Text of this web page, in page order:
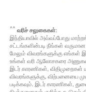
^^ வரிச் சலுகைகள்:
இந்தியாவில் அவ்வப்போது
சட்டங்களின்படி நீங்கள் வருமான
மேலும் விவரங்களுக்கு எங்கள்
உங்கள் வரி ஆலோசகரை
இடர் காரணிகள், விதிமுறைகள்
விவரங்களுக்கு, விற்பனையை
படிக்கவும். இடர் காரணிகள்,